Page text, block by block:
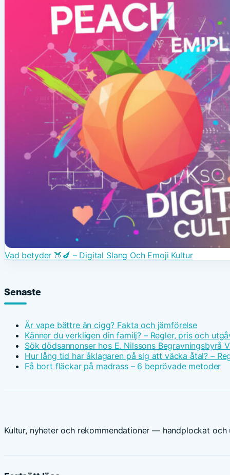
Vad betyder 🍑🍆 – Digital Slang Och Emoji Kultur
Senaste
Är vape bättre än cigg? Fakta och jämförelse
Känner du verkligen din familj? – Regler, pris och
Sök dödsannonser hos E. Nilssons Begravningsbyrå
Hur lång tid har åklagaren på sig att väcka åtal? –
Få bort fläckar på madrass – 6 beprövade metoder
Kultur, nyheter och rekommendationer — handplockat